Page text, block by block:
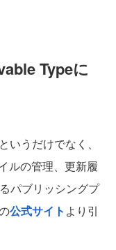
Typeに
うだけでなく、
ルの管理、更新履
パブリッシングプ
公式サイト より引